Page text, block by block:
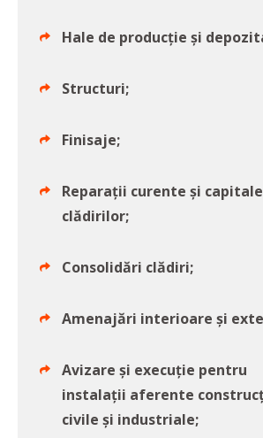
Hale de producție și
Structuri;
Finisaje;
Reparații curente și
clădirilor;
Consolidări clădiri;
Amenajări interioare și
Avizare și execuție pentru
instalații aferente
civile și industriale;